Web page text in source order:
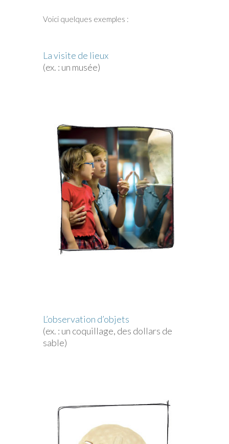
Voici quelques exemples :
La visite de lieux
(ex. : un musée)
L’observation d’objets
(ex. : un coquillage, des dollars de
sable)